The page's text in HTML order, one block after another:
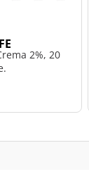
2%, 20